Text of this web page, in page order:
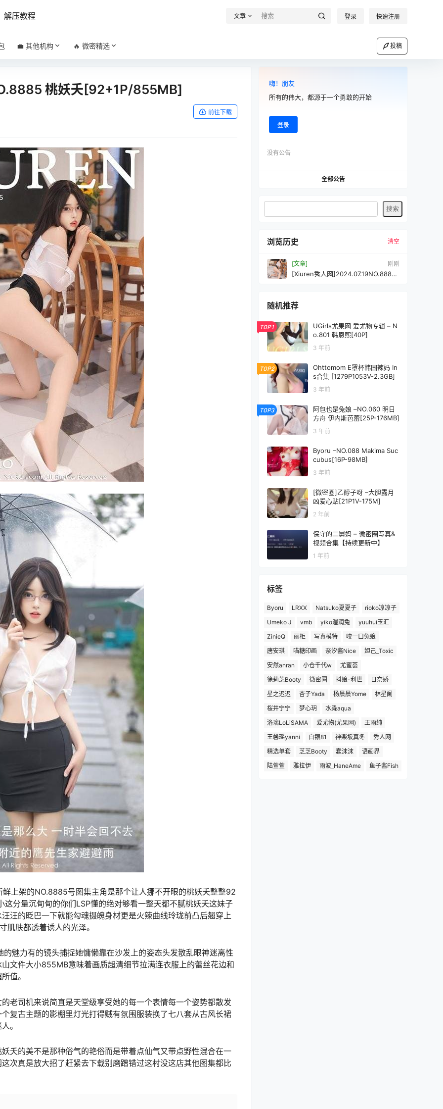
解压教程 文章 登录 快速注册
💼 其他机构 🔥 微密精选 投稿
桃妖夭[92+1P/855MB]
前往下载
上架的NO.8885号图集主角是那个让人挪不开眼的桃妖夭整整92
分量沉甸甸的你们LSP懂的绝对够看一整天都不腻桃妖夭这妹子
汪的眨巴一下就能勾魂摄魄身材更是火辣曲线玲珑前凸后翘穿上
肌肤都透着诱人的光泽。
魅力有的镜头捕捉她慵懒靠在沙发上的姿态头发散乱眼神迷离性
文件大小855MB意味着画质超清细节拉满连衣服上的蕾丝花边和
值。
老司机来说简直是天堂级享受她的每一个表情每一个姿势都散发
复古主题的影棚里灯光打得贼有氛围服装换了七八套从古风长裙
。
夭的美不是那种俗气的艳俗而是带着点仙气又带点野性混合在一
次真是放大招了赶紧去下载别磨蹭错过这村没这店其他图集都比
嗨！朋友
所有的伟大，都源于一个勇敢的开始
登录
没有公告
全部公告
浏览历史 清空
[文章] 刚刚
[Xiuren秀人网]2024.07.19NO.8885
随机推荐
TOP1
UGirls尤果网 爱尤物专辑 – N
o.801 韩恩熙[40P]
3 年前
TOP2
Ohttomom E罩杯韩国辣妈 In
s合集 [1279P1053V-2.3GB]
3 年前
TOP3
阿包也是兔娘 –NO.060 明日
方舟 伊内斯芭蕾[25P-176MB]
3 年前
Byoru –NO.088 Makima Suc
cubus[16P-98MB]
3 年前
[微密圈]乙醇子呀 –大胆露月
凶爱心贴[21P1V-175M]
2 年前
保守的二舅妈 – 微密圈写真&
视频合集【持续更新中】
1 年前
标签
Byoru LRXX Natsuko夏夏子
rioko凉凉子
Umeko J
vmb yiko湿润兔
yuuhui玉汇
ZinieQ
丽柜 写真模特
咬一口兔娘
唐安琪
喵糖印画 奈汐酱Nice
妲己_Toxic
安然anran
小仓千代w
尤蜜荟
徐莉芝Booty
微密圈 抖娘-利世
日奈娇
星之迟迟
杏子Yada 杨晨晨Yome
林星阑
桜井宁宁
梦心玥
水淼aqua
洛璃LoLiSAMA
爱尤物(尤果网)
王雨纯
王馨瑶yanni
白银81 神楽坂真冬
秀人网
精选单套
芝芝Booty 蠢沫沫
语画界
陆萱萱
雅拉伊 雨波_HaneAme 鱼子酱Fish